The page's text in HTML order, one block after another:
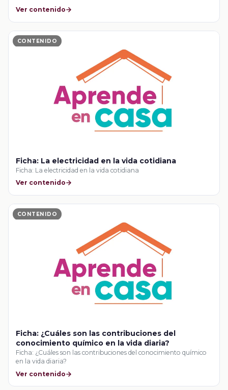
Ver contenido
CONTENIDO
Ficha: La electricidad en la vida cotidiana
Ficha: La electricidad en la vida cotidiana
Ver contenido
CONTENIDO
Ficha: ¿Cuáles son las contribuciones del
conocimiento químico en la vida diaria?
Ficha: ¿Cuáles son las contribuciones del conocimiento químico
en la vida diaria?
Ver contenido